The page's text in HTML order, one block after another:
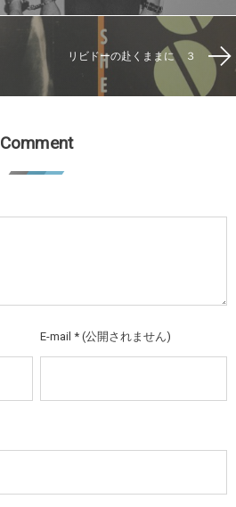
リビドーの赴くままに ３
Comment
E-mail * (公開されません)